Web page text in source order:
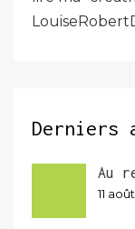
Derniers
Au
11